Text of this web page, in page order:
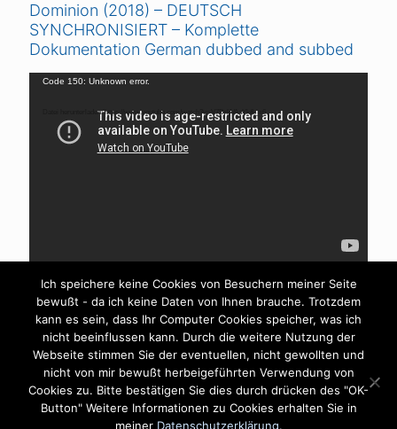
Dominion (2018) – DEUTSCH
SYNCHRONISIERT – Komplette
Dokumentation German dubbed and subbed
Video-
Code 150: Unknown error.
Datei herunterladen: https://www.youtube.com/watch?v=V7DrljVAaYk&_=6
Impressum Datenschutzerklärung
©Copyright - Heilpraktiker Steffen Jurisch - All Rights
Ich speichere keine Cookies von Besuchern meiner Seite
bewußt - da ich keine Daten von Ihnen brauche. Trotzdem
kann es sein, dass Ihr Computer Cookies speicher, was ich
nicht beeinflussen kann. Durch die weitere Nutzung der
Webseite stimmen Sie der eventuellen, nicht gewollten und
nicht von mir bewußt herbeigeführten Verwendung von
Cookies zu. Bitte bestätigen Sie dies durch drücken des "OK-
Button" Weitere Informationen zu Cookies erhalten Sie in
meiner Datenschutzerklärung.